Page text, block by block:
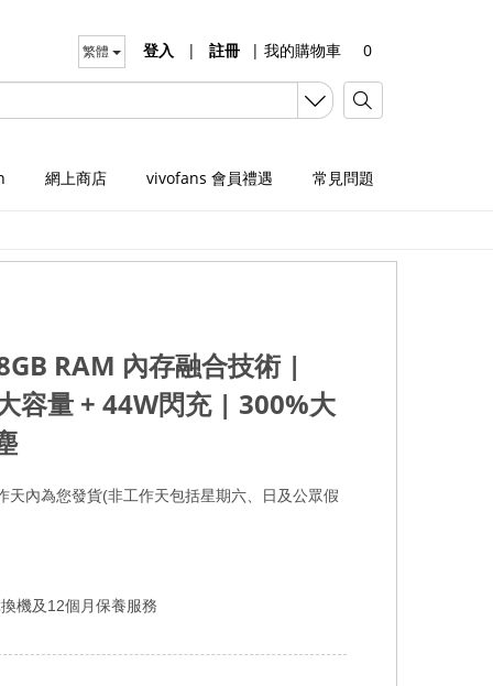
| 我的購物車 0
登入 | 註冊
繁體
網上商店 vivofans 會員禮遇 常見問題
RAM 內存融合技術 |
容量 + 44W閃充 | 300%大
內為您發貨(非工作天包括星期六、日及公眾假
機及12個月保養服務